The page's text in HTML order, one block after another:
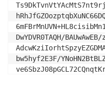
DwYDVR0TAQH/
bw5hyf2E3F/